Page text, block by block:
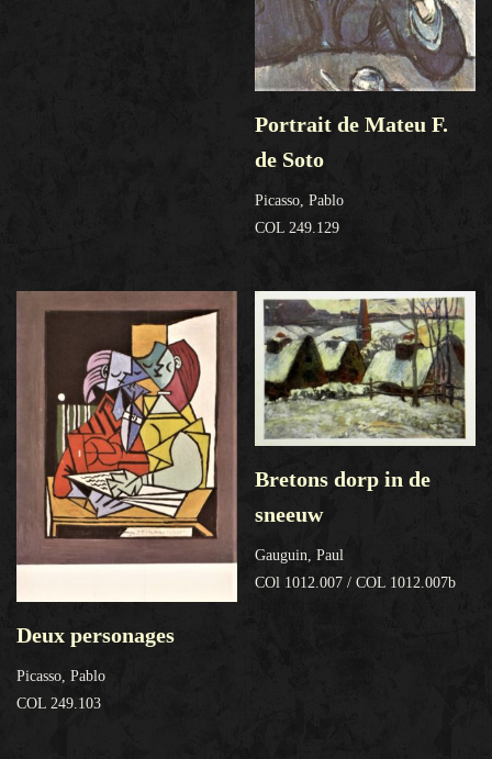
Portrait de Mateu F.
de Soto
Picasso, Pablo
COL 249.129
Deux personages
Picasso, Pablo
COL 249.103
Bretons dorp in de
sneeuw
Gauguin, Paul
COl 1012.007 / COL 1012.007b